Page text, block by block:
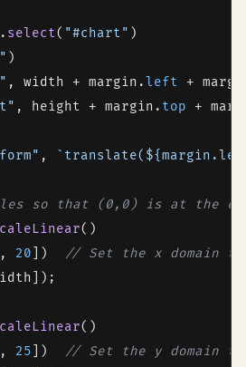
select( "#chart" )
)
, width + margin.left +
, height + margin. top +
, `translate(
so that (0,0) is at the
()
, 20 ])
// Set the x domain to
()
, 25 ])
// Set the y domain to